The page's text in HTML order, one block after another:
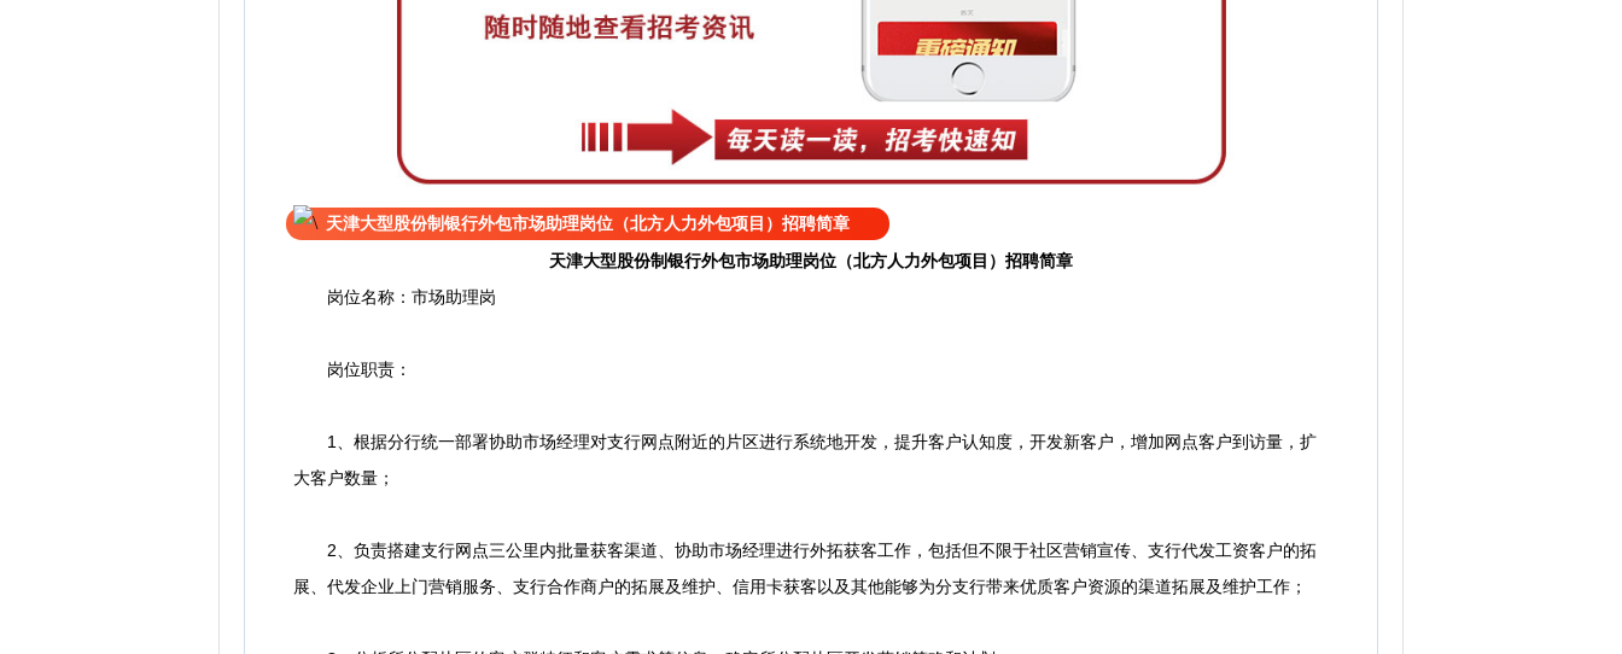
天津大型股份制银行外包市场助理岗位（北方人力外包项目）招聘简章
天津大型股份制银行外包市场助理岗位（北方人力外包项目）招聘简章
岗位名称：市场助理岗
岗位职责：
1、根据分行统一部署协助市场经理对支行网点附近的片区进行系统地开发，提升客户认知度，开发新客户，增加网点客户到访量，扩
大客户数量；
2、负责搭建支行网点三公里内批量获客渠道、协助市场经理进行外拓获客工作，包括但不限于社区营销宣传、支行代发工资客户的拓
展、代发企业上门营销服务、支行合作商户的拓展及维护、信用卡获客以及其他能够为分支行带来优质客户资源的渠道拓展及维护工作；